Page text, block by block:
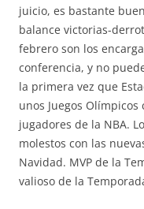
juicio, es bastante
balance victorias-
febrero son los
conferencia, y no
la primera vez que
unos Juegos
jugadores de la NBA.
molestos con las
Navidad. MVP de la
valioso de la